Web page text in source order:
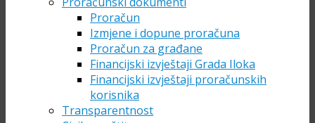
Proračun
Izmjene i dopune proračuna
Proračun za građane
Financijski izvještaji Grada Iloka
Financijski izvještaji proračunskih
korisnika
Transparentnost